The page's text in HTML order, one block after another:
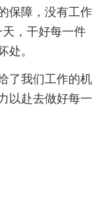
保障，没有工作
，干好每一件
处。
了我们工作的机
以赴去做好每一